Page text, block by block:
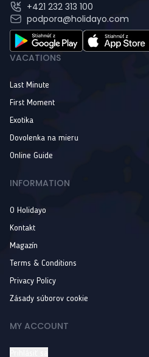
+421 232 313 100
podpora@holidayo.com
VACATIONS
Last Minute
First Moment
Exotika
Dovolenka na mieru
Online Guide
INFORMATION
O Holidayo
Kontakt
Magazín
Terms & Conditions
Privacy Policy
Zásady súborov cookie
MY ACCOUNT